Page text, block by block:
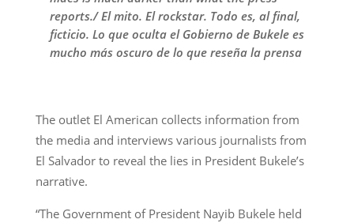
reports./ El mito. El rockstar. Todo es, al final,
ficticio. Lo que oculta el Gobierno de Bukele es
mucho más oscuro de lo que reseña la prensa
The outlet El American collects information from
the media and interviews various journalists from
El Salvador to reveal the lies in President Bukele’s
narrative.
“The Government of President Nayib Bukele held